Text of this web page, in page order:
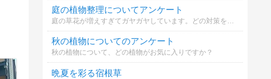
庭の植物整理についてアンケート
庭の草花が増えすぎてガヤガヤしています。どの対策を取るべきでしょうか？
秋の植物についてのアンケート
秋の植物について、どの植物がお気に入りですか？
晩夏を彩る宿根草